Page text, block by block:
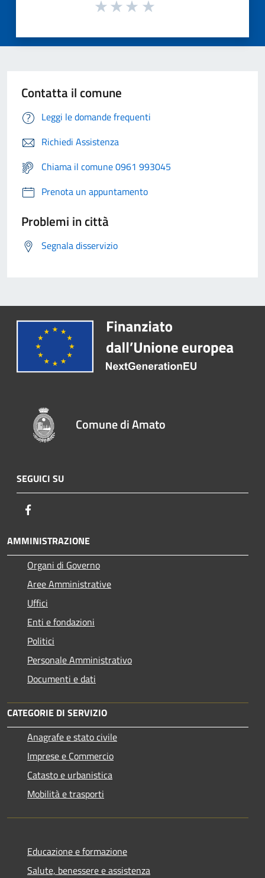
Contatta il comune
Leggi le domande frequenti
Richiedi Assistenza
Chiama il comune 0961 993045
Prenota un appuntamento
Problemi in città
Segnala disservizio
Comune di Amato
SEGUICI SU
AMMINISTRAZIONE
Organi di Governo
Aree Amministrative
Uffici
Enti e fondazioni
Politici
Personale Amministrativo
Documenti e dati
CATEGORIE DI SERVIZIO
Anagrafe e stato civile
Imprese e Commercio
Catasto e urbanistica
Mobilità e trasporti
Educazione e formazione
Salute, benessere e assistenza